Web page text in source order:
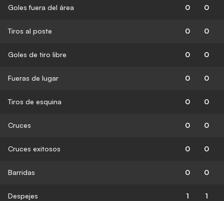
Goles fuera del área 0 0
Tiros al poste 0 0
Goles de tiro libre 0 0
Fueras de lugar 0 0
Tiros de esquina 0 0
Cruces 0 0
Cruces exitosos 0 0
Barridas 0 0
Despejes 1 1